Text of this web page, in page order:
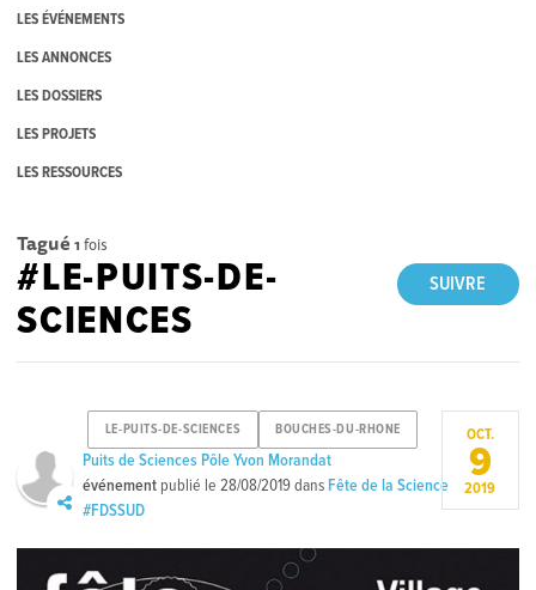
LES ÉVÉNEMENTS
LES ANNONCES
LES DOSSIERS
LES PROJETS
LES RESSOURCES
Tagué 1 fois
SUIVRE
#LE-PUITS-DE-
SCIENCES
LE-PUITS-DE-SCIENCES BOUCHES-DU-RHONE
Puits de Sciences Pôle Yvon Morandat
événement publié le28/08/2019dans Fête de la Science
#FDSSUD
OCT.
9
2019